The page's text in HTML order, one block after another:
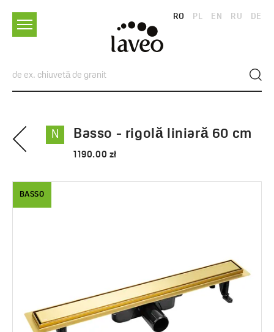
RO PL EN RU DE
N Basso - rigolă liniară 60 cm
1190.00 zł
BASSO